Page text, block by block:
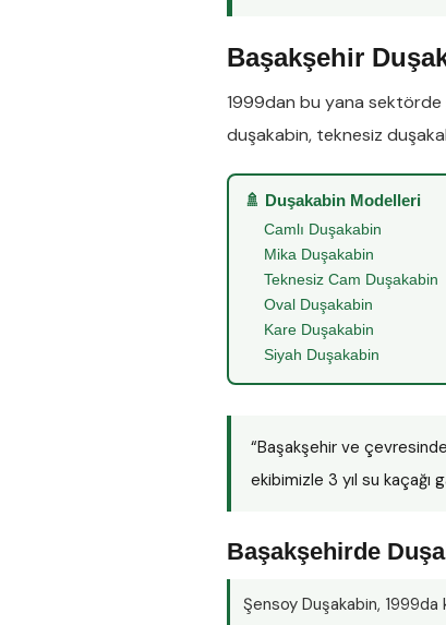
Başakşehir
1999dan bu yana
duşakabin, teknesiz
🚿 Duşakabin Modelleri
Camlı Duşakabin
Mika Duşakabin
Teknesiz Cam Duşakabin
Oval Duşakabin
Kare Duşakabin
Siyah Duşakabin
“Başakşehir ve
ekibimizle 3 yıl su kaçağı
Başakşehirde
Şensoy Duşakabin, 1999da